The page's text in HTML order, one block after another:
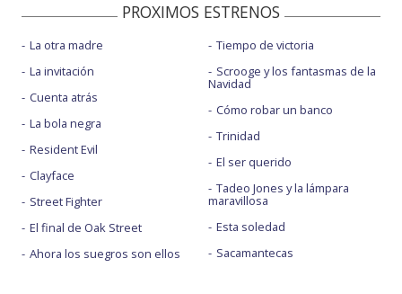
PROXIMOS ESTRENOS
La otra madre
La invitación
Cuenta atrás
La bola negra
Resident Evil
Clayface
Street Fighter
El final de Oak Street
Ahora los suegros son ellos
Tiempo de victoria
Scrooge y los fantasmas de la
Navidad
Cómo robar un banco
Trinidad
El ser querido
Tadeo Jones y la lámpara
maravillosa
Esta soledad
Sacamantecas